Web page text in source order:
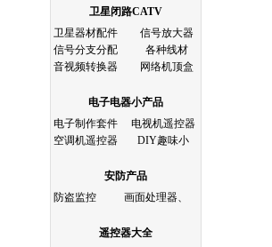
卫星闭路CATV
卫星器材配件
信号放大器
信号分支分配
各种线材
音视频转换器
网络机顶盒
电子电器小产品
电子制作套件
电视机遥控器
空调机遥控器
DIY趣味小
安防产品
防盗监控
画面处理器、
遥控器大全